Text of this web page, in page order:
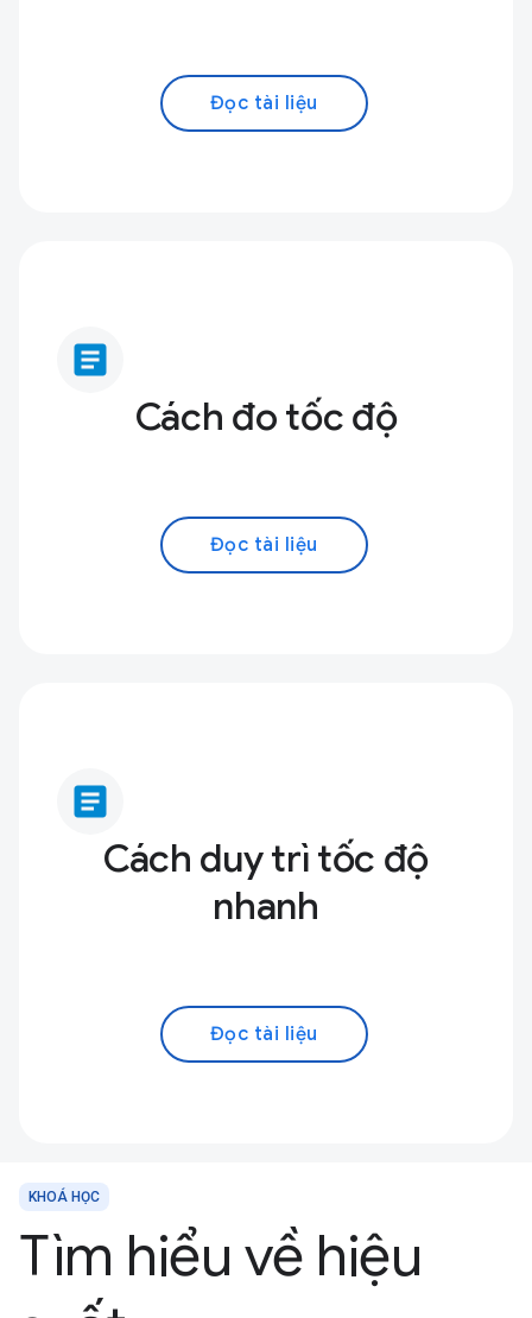
Đọc tài liệu
article
Cách đo tốc độ
Đọc tài liệu
article
Cách duy trì tốc độ
nhanh
Đọc tài liệu
KHOÁ HỌC
Tìm hiểu về hiệu